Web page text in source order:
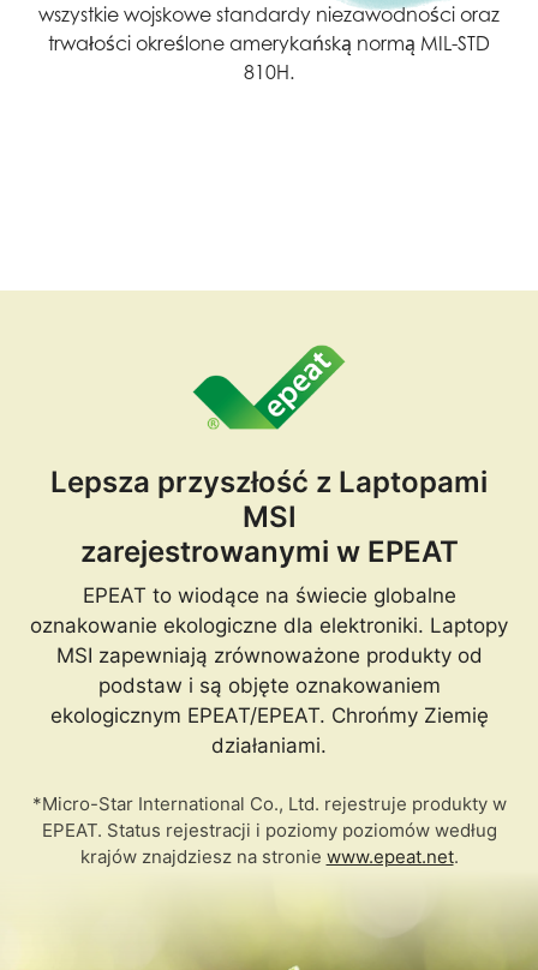
wszystkie wojskowe standardy niezawodności oraz
trwałości określone amerykańską normą MIL-STD
810H.
Lepsza przyszłość z Laptopami
MSI
zarejestrowanymi w EPEAT
EPEAT to wiodące na świecie globalne
oznakowanie ekologiczne dla elektroniki. Laptopy
MSI zapewniają zrównoważone produkty od
podstaw i są objęte oznakowaniem
ekologicznym EPEAT/EPEAT. Chrońmy Ziemię
działaniami.
*Micro-Star International Co., Ltd. rejestruje produkty w
EPEAT. Status rejestracji i poziomy poziomów według
krajów znajdziesz na stronie www.epeat.net.